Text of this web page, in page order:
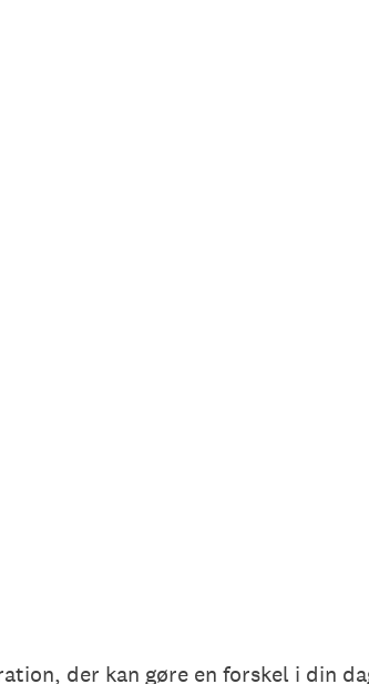
der kan gøre en forskel i din